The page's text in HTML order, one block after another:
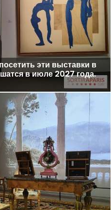
эти выставки в
в июле 2027 года.